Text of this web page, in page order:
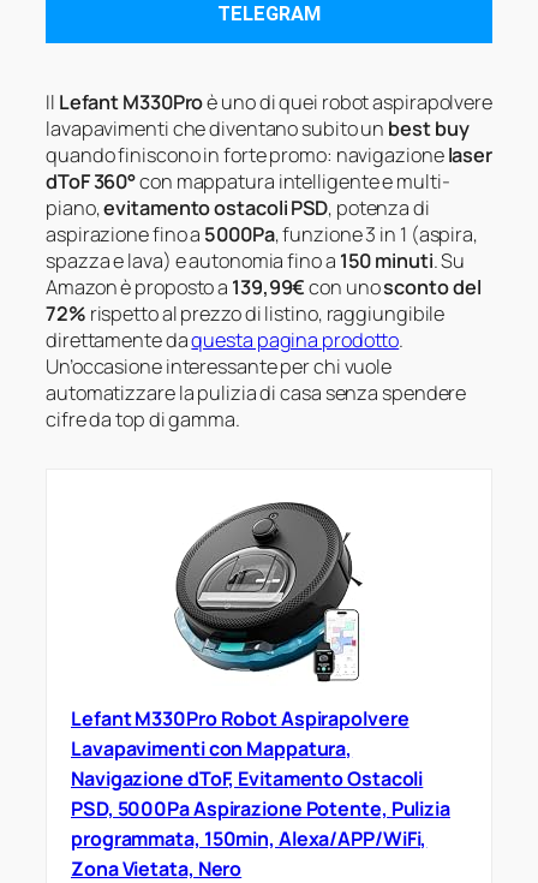
TELEGRAM
Il Lefant M330Proè uno di quei robot aspirapolvere
lavapavimenti che diventano subito un best buy
quando finiscono in forte promo: navigazionelaser
dToF 360°con mappatura intelligente e multi-
piano,evitamento ostacoli PSD, potenza di
aspirazione fino a 5000Pa, funzione 3 in 1 (aspira,
spazza e lava) e autonomia fino a 150 minuti. Su
Amazon è proposto a 139,99€con unosconto del
72% rispetto al prezzo di listino, raggiungibile
direttamente daquesta pagina prodotto.
Un’occasione interessante per chi vuole
automatizzare la pulizia di casa senza spendere
cifre da top di gamma.
Lefant M330Pro Robot Aspirapolvere
Lavapavimenti con Mappatura,
Navigazione dToF, Evitamento Ostacoli
PSD, 5000Pa Aspirazione Potente, Pulizia
programmata, 150min, Alexa/APP/WiFi,
Zona Vietata, Nero